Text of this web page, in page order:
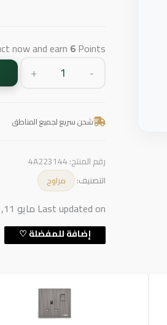
now and earn 6Points!
-
+
شحن سريع لجميع المناطق
رقم المنتج:4A223144
التصنيف: مراوح
Last updated on مايو 11, 2026 6:20 م